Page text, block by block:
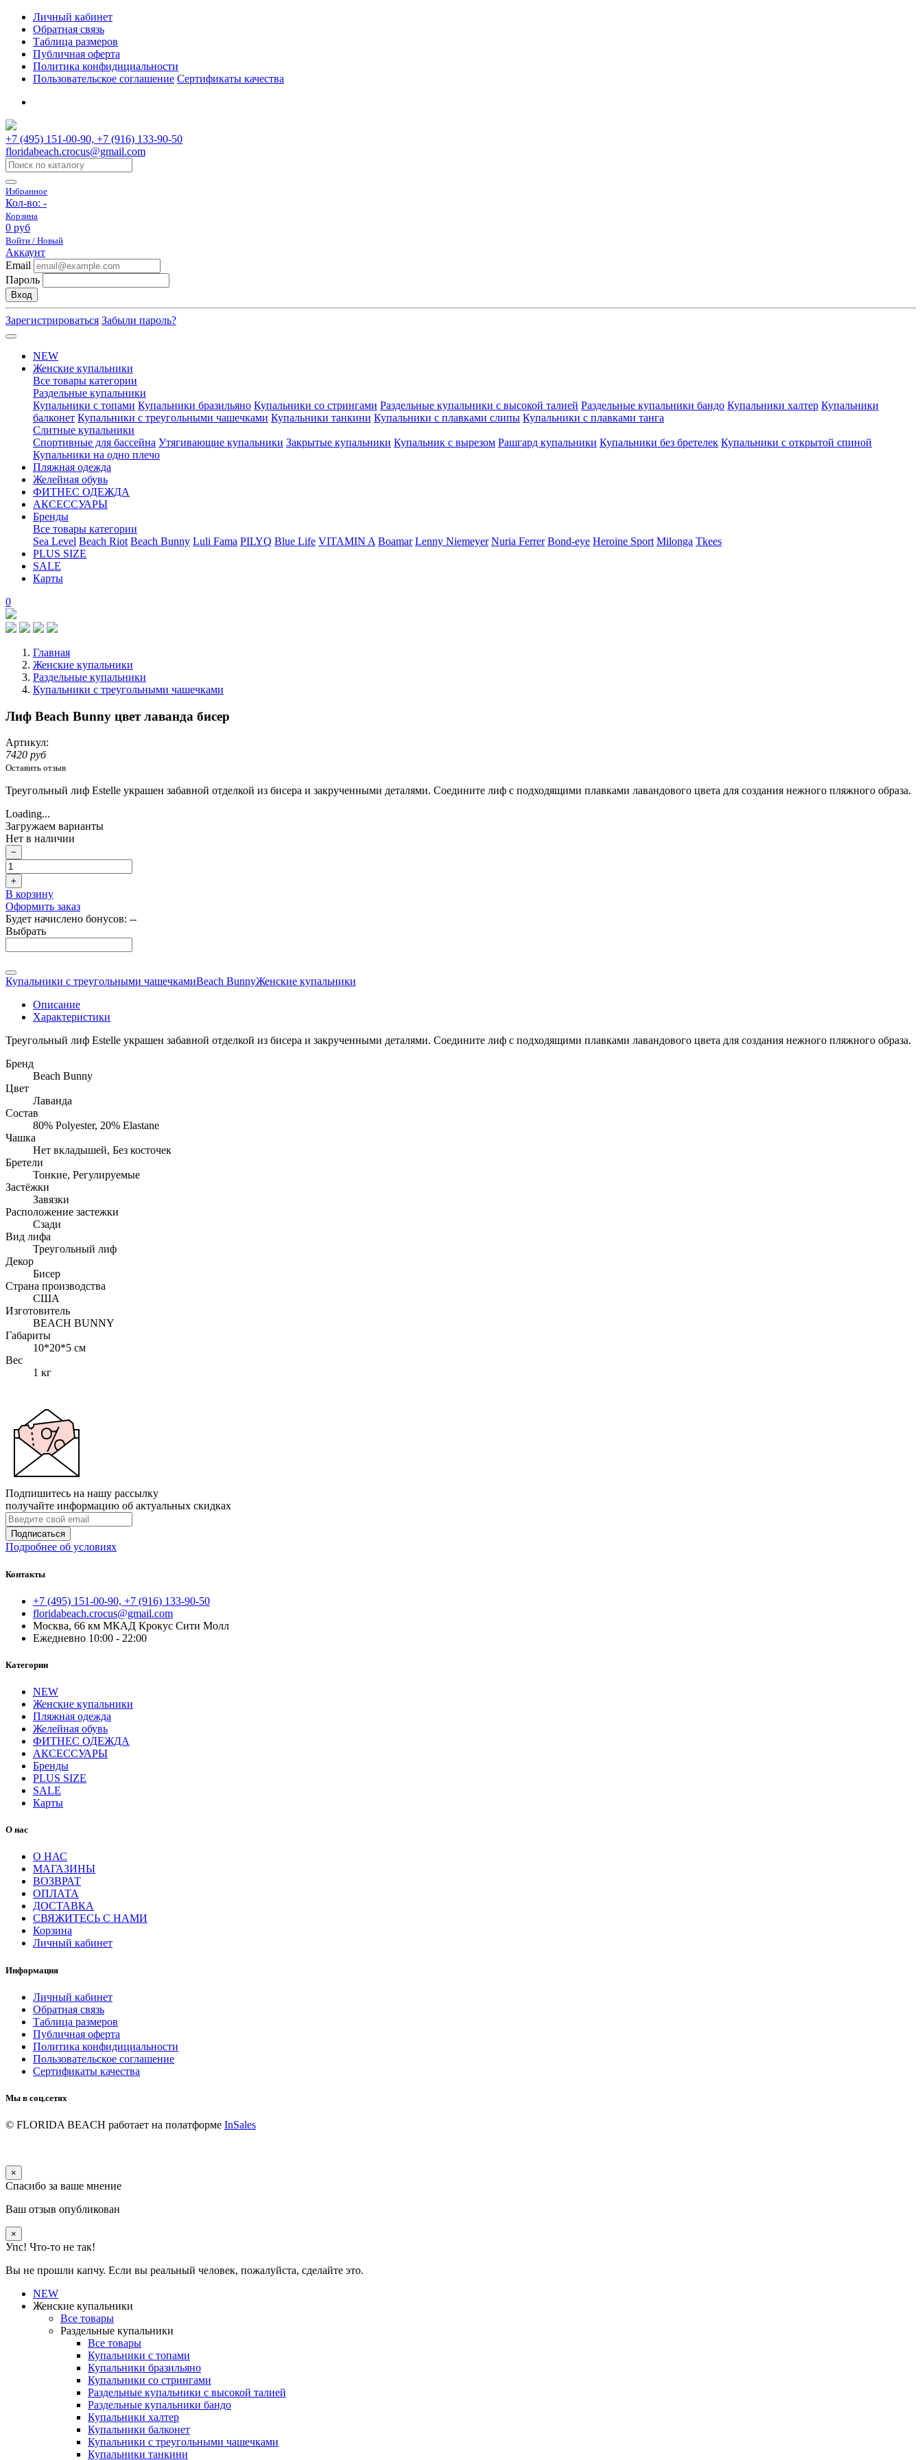
Личный кабинет
Обратная связь
Таблица размеров
Публичная оферта
Политика конфидициальности
Пользовательское соглашение Сертификаты качества
+7 (495) 151-00-90, +7 (916) 133-90-50
floridabeach.crocus@gmail.com
Избранное
Кол-во: -
Корзина
0 руб
Войти / Новый
Аккаунт
Email
Пароль
Вход
Зарегистрироваться Забыли пароль?
NEW
Женские купальники
Все товары категории
Раздельные купальники
Купальники с топами Купальники бразильяно Купальники со стрингами Раздельные купальники с высокой талией Раздельные купальники бандо Купальники халтер Купальники
балконет Купальники с треугольными чашечками Купальники танкини Купальники с плавками слипы Купальники с плавками танга
Слитные купальники
Спортивные для бассейна Утягивающие купальники Закрытые купальники Купальник с вырезом Рашгард купальники Купальники без бретелек Купальники с открытой спиной
Купальники на одно плечо
Пляжная одежда
Желейная обувь
ФИТНЕС ОДЕЖДА
АКСЕССУАРЫ
Бренды
Все товары категории
Sea Level Beach Riot Beach Bunny Luli Fama PILYQ Blue Life VITAMIN A Boamar Lenny Niemeyer Nuria Ferrer Bond-eye Heroine Sport Milonga Tkees
PLUS SIZE
SALE
Карты
0
Главная
Женские купальники
Раздельные купальники
Купальники с треугольными чашечками
Лиф Beach Bunny цвет лаванда бисер
Артикул:
7420 руб
Оставить отзыв
Треугольный лиф Estelle украшен забавной отделкой из бисера и закрученными деталями. Соедините лиф с подходящими плавками лавандового цвета для создания нежного пляжного образа.
Loading...
Загружаем варианты
Нет в наличии
−
+
В корзину
Оформить заказ
Будет начислено бонусов: --
Выбрать
Купальники с треугольными чашечкамиBeach BunnyЖенские купальники
Описание
Характеристики
Треугольный лиф Estelle украшен забавной отделкой из бисера и закрученными деталями. Соедините лиф с подходящими плавками лавандового цвета для создания нежного пляжного образа.
Бренд
Beach Bunny
Цвет
Лаванда
Состав
80% Polyester, 20% Elastane
Чашка
Нет вкладышей, Без косточек
Бретели
Тонкие, Регулируемые
Застёжки
Завязки
Расположение застежки
Сзади
Вид лифа
Треугольный лиф
Декор
Бисер
Страна производства
США
Изготовитель
BEACH BUNNY
Габариты
10*20*5 см
Вес
1 кг
Подпишитесь на нашу рассылку
получайте информацию об актуальных скидках
Подписаться
Подробнее об условиях
Контакты
+7 (495) 151-00-90, +7 (916) 133-90-50
floridabeach.crocus@gmail.com
Москва, 66 км МКАД Крокус Сити Молл
Ежедневно 10:00 - 22:00
Категории
NEW
Женские купальники
Пляжная одежда
Желейная обувь
ФИТНЕС ОДЕЖДА
АКСЕССУАРЫ
Бренды
PLUS SIZE
SALE
Карты
О нас
О НАС
МАГАЗИНЫ
ВОЗВРАТ
ОПЛАТА
ДОСТАВКА
СВЯЖИТЕСЬ С НАМИ
Корзина
Личный кабинет
Информация
Личный кабинет
Обратная связь
Таблица размеров
Публичная оферта
Политика конфидициальности
Пользовательское соглашение
Сертификаты качества
Мы в соц.сетях
© FLORIDA BEACH работает на полатформе InSales
×
Спасибо за ваше мнение
Ваш отзыв опубликован
×
Упс! Что-то не так!
Вы не прошли капчу. Если вы реальный человек, пожалуйста, сделайте это.
NEW
Женские купальники
Все товары
Раздельные купальники
Все товары
Купальники с топами
Купальники бразильяно
Купальники со стрингами
Раздельные купальники с высокой талией
Раздельные купальники бандо
Купальники халтер
Купальники балконет
Купальники с треугольными чашечками
Купальники танкини